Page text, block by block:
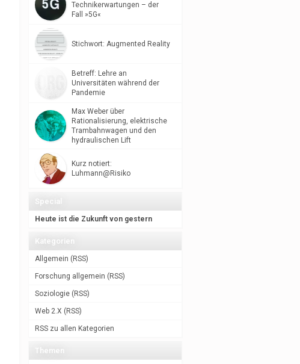
Technikerwartungen – der
Fall »5G«
Stichwort: Augmented Reality
Betreff: Lehre an
Universitäten während der
Pandemie
Max Weber über
Rationalisierung, elektrische
Trambahnwagen und den
hydraulischen Lift
Kurz notiert:
Luhmann@Risiko
Special
Heute ist die Zukunft von gestern
Kategorien
Allgemein ( RSS)
Forschung allgemein ( RSS)
Soziologie( RSS)
Web 2.X ( RSS)
RSS zu allen Kategorien
Themen